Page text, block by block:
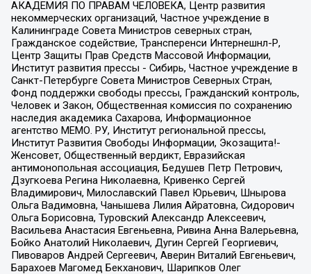
АКАДЕМИЯ ПО ПРАВАМ ЧЕЛОВЕКА, Центр развития
некоммерческих организаций, Частное учреждение в
Калининграде Совета Министров северных стран,
Гражданское содействие, Трансперенси Интернешнл-Р,
Центр Защиты Прав Средств Массовой Информации,
Институт развития прессы - Сибирь, Частное учреждение в
Санкт-Петербурге Совета Министров Северных Стран,
Фонд поддержки свободы прессы, Гражданский контроль,
Человек и Закон, Общественная комиссия по сохранению
наследия академика Сахарова, Информационное
агентство МЕМО. РУ, Институт региональной прессы,
Институт Развития Свободы Информации, Экозащита!-
Женсовет, Общественный вердикт, Евразийская
антимонопольная ассоциация, Бедушев Петр Петрович,
Дзугкоева Регина Николаевна, Кривенко Сергей
Владимирович, Милославский Павел Юрьевич, Шнырова
Ольга Вадимовна, Чанышева Лилия Айратовна, Сидорович
Ольга Борисовна, Туровский Александр Алексеевич,
Васильева Анастасия Евгеньевна, Ривина Анна Валерьевна,
Бойко Анатолий Николаевич, Дугин Сергей Георгиевич,
Пивоваров Андрей Сергеевич, Аверин Виталий Евгеньевич,
Барахоев Магомед Бекханович, Шарипков Олег